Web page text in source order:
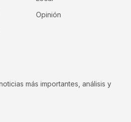
Opinión
más importantes, análisis y